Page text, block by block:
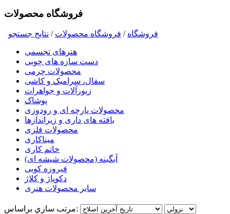
فروشگاه محصولات
فروشگاه / فروشگاه محصولات / نتايج جستجو
هنرهای تجسمی
دست سازه های چوبی
محصولات چرمی
سفال، سرامیک و کاشی
زیورآلات و جواهرات
پوشاک
محصولات پارچه ای و رودوزی
بافته های داری و زیراندازها
محصولات فلزی
میناکاری
خاتم کاری
آبگینه (محصولات شیشه ای)
فیروزه کوبی
دکوپاژ و کلاژ
سایر محصولات هنری
مرتب سازي براساس: